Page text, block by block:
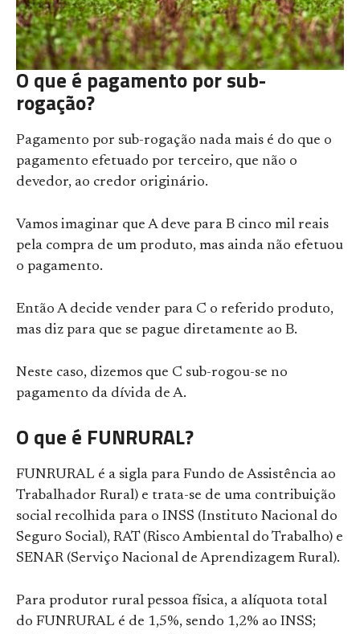
O que é pagamento por sub-
rogação?
Pagamento por sub-rogação nada mais é do que o
pagamento efetuado por terceiro, que não o
devedor, ao credor originário.
Vamos imaginar que A deve para B cinco mil reais
pela compra de um produto, mas ainda não efetuou
o pagamento.
Então A decide vender para C o referido produto,
mas diz para que se pague diretamente ao B.
Neste caso, dizemos que C sub-rogou-se no
pagamento da dívida de A.
O que é FUNRURAL?
FUNRURAL é a sigla para Fundo de Assistência ao
Trabalhador Rural) e trata-se de uma contribuição
social recolhida para o INSS (Instituto Nacional do
Seguro Social), RAT (Risco Ambiental do Trabalho) e
SENAR (Serviço Nacional de Aprendizagem Rural).
Para produtor rural pessoa física, a alíquota total
do FUNRURAL é de 1,5%, sendo 1,2% ao INSS;